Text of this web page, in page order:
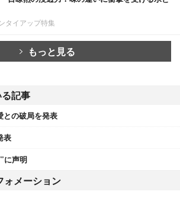
タイアップ特集
もっと見る
記事
との破局を発表
表
に声明
ォメーション